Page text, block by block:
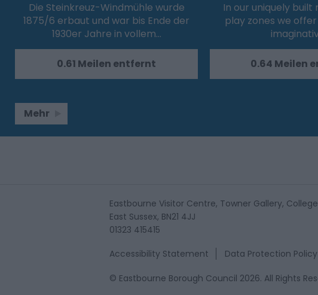
Die Steinkreuz-Windmühle wurde
1875/6 erbaut und war bis Ende der
1930er Jahre in vollem…
0.61 Meilen entfernt
In our uniquely
play zones we
0.64 Meilen
Mehr
Eastbourne Visitor Centre, Towner Gallery,
East Sussex, BN21 4JJ
01323 415415
Accessibility Statement Data Protection Policy
© Eastbourne Borough Council 2026. All Rights